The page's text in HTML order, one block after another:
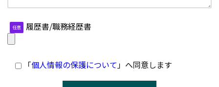
任意 履歴書/職務経歴書
「個人情報の保護について 」へ同意します